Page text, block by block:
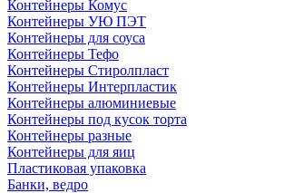
Контейнеры Комус
Контейнеры УЮ ПЭТ
Контейнеры для соуса
Контейнеры Тефо
Контейнеры Стиролпласт
Контейнеры Интерпластик
Контейнеры алюминиевые
Контейнеры под кусок торта
Контейнеры разные
Контейнеры для яиц
Пластиковая упаковка
Банки, ведро